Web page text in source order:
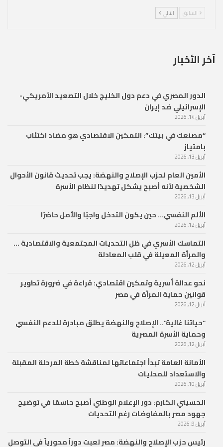
السابق التالي
آخر الأخبار
الدور المصري في دعم دول الخليج خلال التصعيد الأمريكي-
الإسرائيلي ضد إيران
أبريل 14, 2026
“مصنعك في بيتك”: التمكين الاقتصادي هو مضاد اكتئاب
بامتياز
أبريل 13, 2026
الأمين العام لحزب الإصلاح والنهضة: يجب تحديث قانون الأحوال
الشخصية لأنه أصبح يشكل تهديدًا لنظام الأسرة
أبريل 13, 2026
الألم النفسي… حين يكون التدخل واجبًا والأمل حاضرًا
أبريل 12, 2026
التماسك الأسري في ظل التحديات المجتمعية والاقتصادية …
والمرأة المعيلة في قلب المعادلة
أبريل 12, 2026
نحو عدالة أسرية وتمكين اقتصادي: قراءة في ضرورة تطوير
قوانين حماية المرأة في مصر
أبريل 12, 2026
“حياتنا غالية”.. الإصلاح والنهضة يطلق مبادرة للدعم النفسي
وحماية الأسرة المصرية
أبريل 12, 2026
الأمانة العامة تبدأ اجتماعاتها لمناقشة خطة المرحلة المقبلة
والاستعداد للمحليات
أبريل 10, 2026
الحسيني الكارم: دور الإعلام الوطني أصبح حاسمًا في توضيح
جهود مصر بالمفاوضات رغم التحديات
أبريل 9, 2026
رئيس حزب الإصلاح والنهضة: مصر لعبت دوراً محورياً في التوصل